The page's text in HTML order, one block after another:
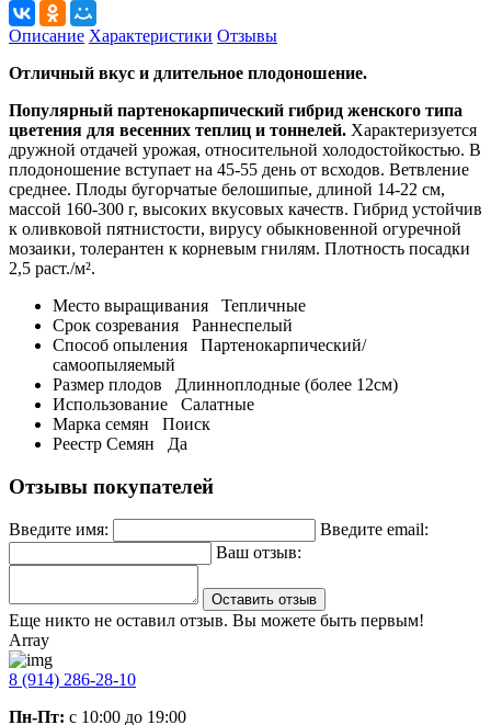
Описание Характеристики Отзывы
Отличный вкус и длительное плодоношение.
Популярный партенокарпический гибрид женского типа
цветения для весенних теплиц и тоннелей. Характеризуется
дружной отдачей урожая, относительной холодостойкостью. В
плодоношение вступает на 45-55 день от всходов. Ветвление
среднее. Плоды бугорчатые белошипые, длиной 14-22 см,
массой 160-300 г, высоких вкусовых качеств. Гибрид устойчив
к оливковой пятнистости, вирусу обыкновенной огуречной
мозаики, толерантен к корневым гнилям. Плотность посадки
2,5 раст./м².
Место выращивания
Тепличные
Срок созревания
Раннеспелый
Способ опыления
Партенокарпический/
самоопыляемый
Размер плодов
Длинноплодные (более 12см)
Использование
Салатные
Марка семян
Поиск
Реестр Семян
Да
Отзывы покупателей
Введите имя:
Введите email:
Ваш отзыв:
Оставить отзыв
Еще никто не оставил отзыв. Вы можете быть первым!
Array
8 (914) 286-28-10
Пн-Пт: с 10:00 до 19:00